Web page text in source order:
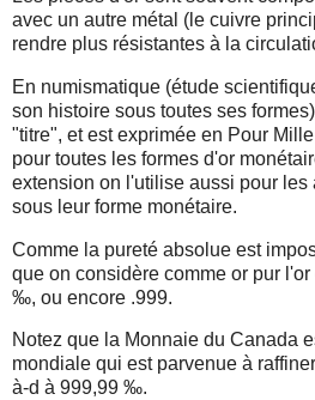
avec un autre métal (le cuivre
rendre plus résistantes à la
En numismatique (étude
son histoire sous toutes ses
"titre", et est exprimée en Pour
pour toutes les formes d'or
extension on l'utilise aussi pour les
sous leur forme monétaire.
Comme la pureté absolue est
que on considère comme or pur
‰, ou encore .999.
Notez que la Monnaie du Canada
mondiale qui est parvenue à
à-d à 999,99 ‰.